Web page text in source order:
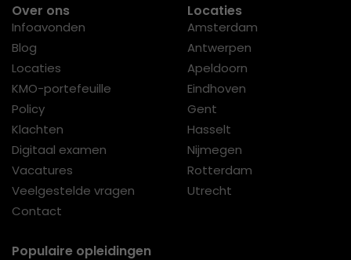
Over ons
Infoavonden
Blog
Locaties
KMO-portefeuille
Policy
Klachten
Digitaal examen
Vacatures
Veelgestelde vragen
Contact
Locaties
Amsterdam
Antwerpen
Apeldoorn
Eindhoven
Gent
Hasselt
Nijmegen
Rotterdam
Utrecht
Populaire opleidingen